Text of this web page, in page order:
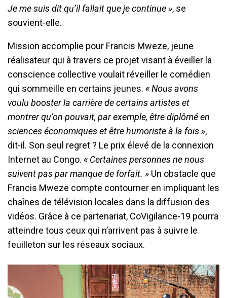
Je me suis dit qu’il fallait que je continue », se
souvient-elle.
Mission accomplie pour Francis Mweze, jeune
réalisateur qui à travers ce projet visant à éveiller la
conscience collective voulait réveiller le comédien
qui sommeille en certains jeunes. « Nous avons
voulu booster la carrière de certains artistes et
montrer qu’on pouvait, par exemple, être diplômé en
sciences économiques et être humoriste à la fois »,
dit-il. Son seul regret ? Le prix élevé de la connexion
Internet au Congo. « Certaines personnes ne nous
suivent pas par manque de forfait. » Un obstacle que
Francis Mweze compte contourner en impliquant les
chaînes de télévision locales dans la diffusion des
vidéos. Grâce à ce partenariat, CoVigilance-19 pourra
atteindre tous ceux qui n’arrivent pas à suivre le
feuilleton sur les réseaux sociaux.